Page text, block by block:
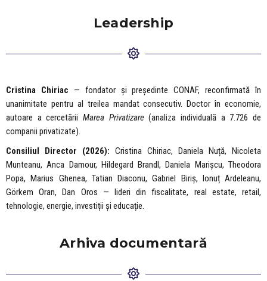
Leadership
Cristina Chiriac — fondator și președinte CONAF, reconfirmată în
unanimitate pentru al treilea mandat consecutiv. Doctor în economie,
autoare a cercetării Marea Privatizare(analiza individuală a 7.726 de
companii privatizate).
Consiliul Director (2026): Cristina Chiriac, Daniela Nuță, Nicoleta
Munteanu, Anca Damour, Hildegard Brandl, Daniela Marișcu, Theodora
Popa, Marius Ghenea, Tatian Diaconu, Gabriel Biriș, Ionuț Ardeleanu,
Görkem Oran, Dan Oros — lideri din fiscalitate, real estate, retail,
tehnologie, energie, investiții și educație.
Arhiva documentară